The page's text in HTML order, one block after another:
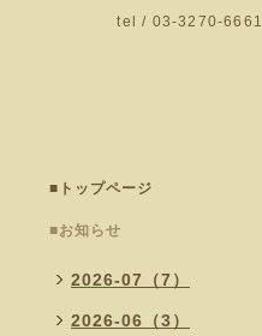
tel / 03-3270-6661
■トップページ
■お知らせ
2026-07（7）
2026-06（3）